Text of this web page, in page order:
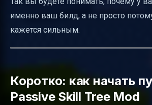
именно ваш билд, а не просто
кажется сильным.
Коротко: как начать
Passive Skill Tree Mod